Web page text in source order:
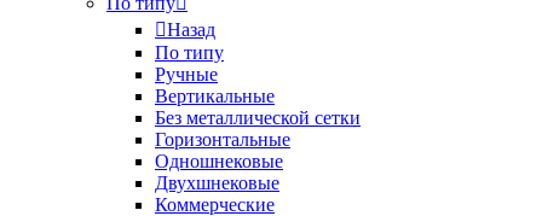
Назад
По типу
Ручные
Вертикальные
Без металлической сетки
Горизонтальные
Одношнековые
Двухшнековые
Коммерческие